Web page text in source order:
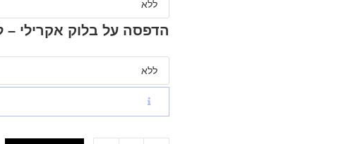
הדפסה על בלוק אקרילי –